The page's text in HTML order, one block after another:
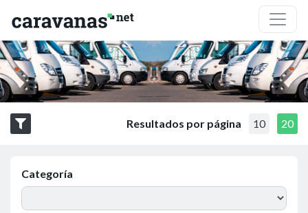
Resultados por página 10 20
Categoría